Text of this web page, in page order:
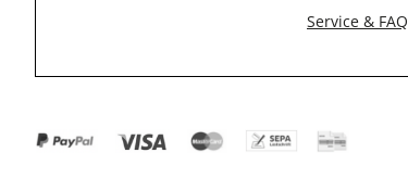
Service & FAQ